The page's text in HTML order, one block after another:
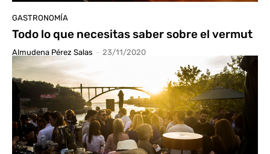
GASTRONOMÍA
Todo lo que necesitas saber sobre el vermut
Almudena Pérez Salas - 23/11/2020